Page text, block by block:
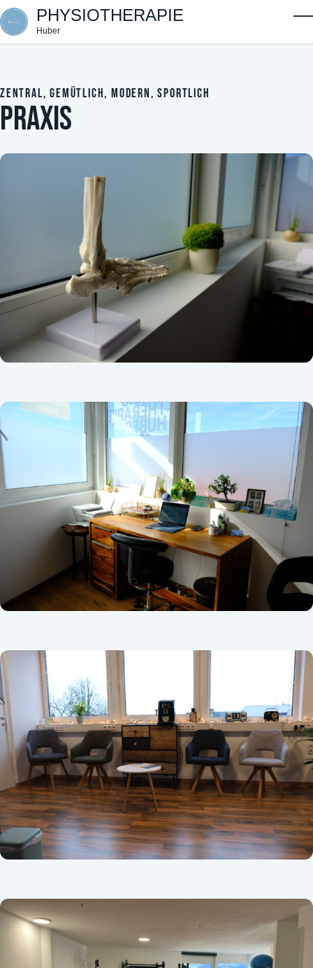
Skip to main content
PHYSIOTHERAPIE
Huber
ZENTRAL, GEMÜTLICH, MODERN, SPORTLICH
PRAXIS